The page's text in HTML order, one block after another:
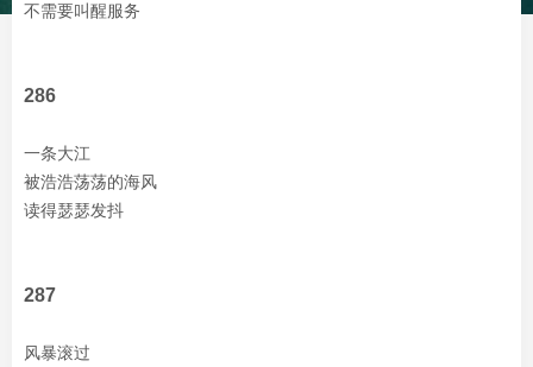
不需要叫醒服务
286
一条大江
被浩浩荡荡的海风
读得瑟瑟发抖
287
风暴滚过